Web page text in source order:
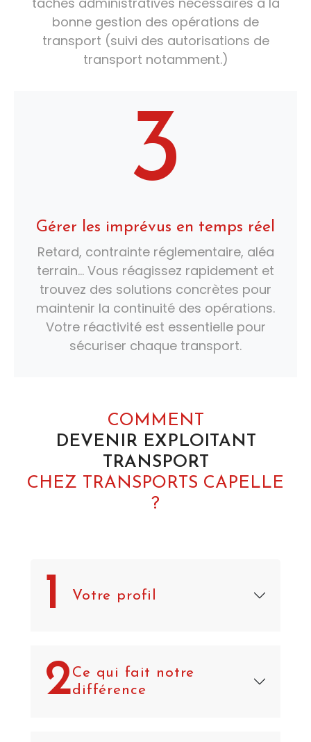
bonne gestion des opérations de
transport (suivi des autorisations de
transport notamment.)
3
Gérer les imprévus en temps réel
Retard, contrainte réglementaire, aléa
terrain… Vous réagissez rapidement et
trouvez des solutions concrètes pour
maintenir la continuité des opérations.
Votre réactivité est essentielle pour
sécuriser chaque transport.
COMMENT
DEVENIR EXPLOITANT
TRANSPORT
CHEZ TRANSPORTS CAPELLE
?
1 Votre profil
2Ce qui fait notre
différence